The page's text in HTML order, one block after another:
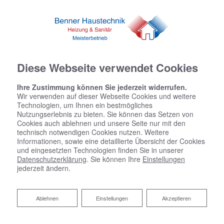
Heizungsmodernisierung
Diese Webseite verwendet Cookies
Ihre Zustimmung können Sie jederzeit widerrufen.
Wir verwenden auf dieser Webseite Cookies und weitere
Technologien, um Ihnen ein bestmögliches
Nutzungserlebnis zu bieten. Sie können das Setzen von
Cookies auch ablehnen und unsere Seite nur mit den
technisch notwendigen Cookies nutzen. Weitere
Informationen, sowie eine detaillierte Übersicht der Cookies
und eingesetzten Technologien finden Sie in unserer
Datenschutzerklärung. Sie können Ihre Einstellungen
jederzeit ändern.
Akzeptieren
Einstellungen
Ablehnen
Ablehnen